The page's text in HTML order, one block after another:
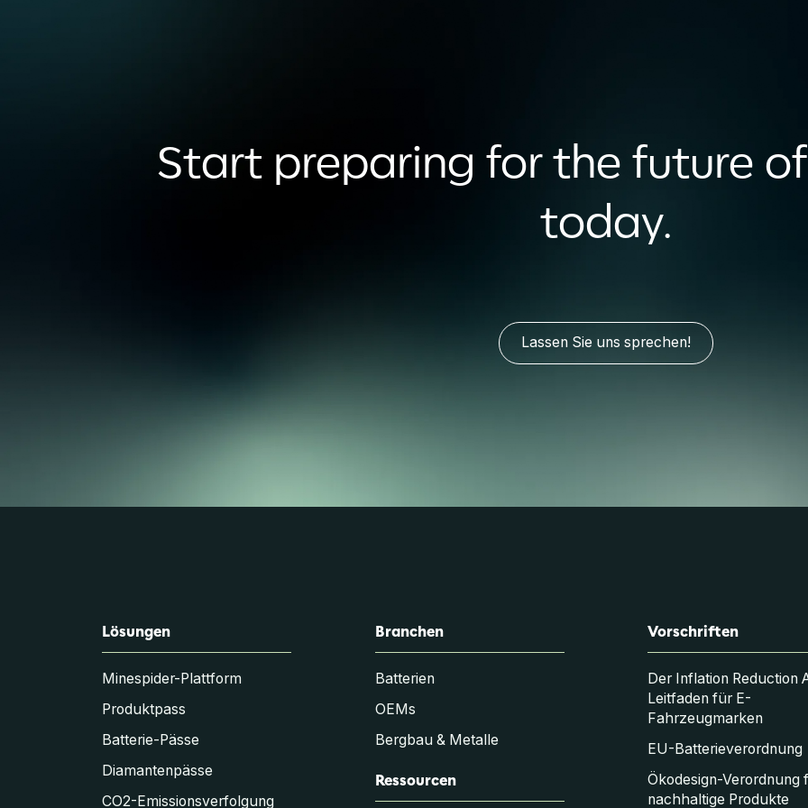
Start preparing for the future
today.
Lassen Sie uns sprechen!
Lösungen
Minespider-Plattform
Produktpass
Batterie-Pässe
Diamantenpässe
CO2-Emissionsverfolgung
Branchen
Batterien
OEMs
Bergbau & Metalle
Ressourcen
Vorschriften
Der Inflation Reduction
Leitfaden für E-
Fahrzeugmarken
EU-Batterieverordnung
Ökodesign-Verordnung
nachhaltige Produkte